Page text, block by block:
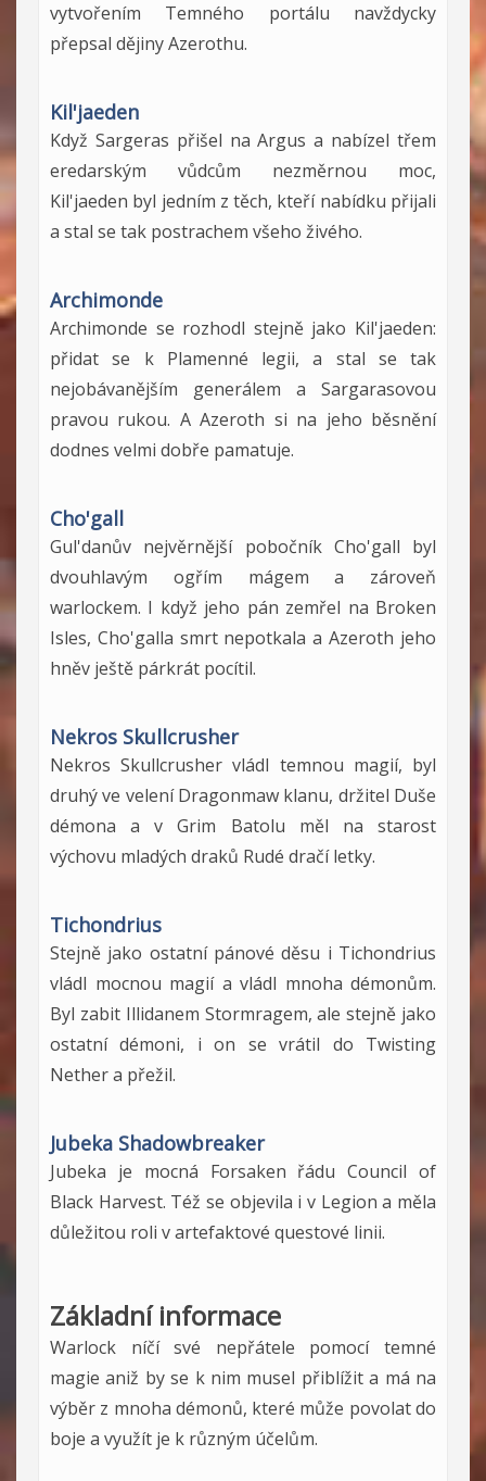
vytvořením Temného portálu navždycky
přepsal dějiny Azerothu.
Kil'jaeden
Když Sargeras přišel na Argus a nabízel třem
eredarským vůdcům nezměrnou moc,
Kil'jaeden byl jedním z těch, kteří nabídku přijali
a stal se tak postrachem všeho živého.
Archimonde
Archimonde se rozhodl stejně jako Kil'jaeden:
přidat se k Plamenné legii, a stal se tak
nejobávanějším generálem a Sargarasovou
pravou rukou. A Azeroth si na jeho běsnění
dodnes velmi dobře pamatuje.
Cho'gall
Gul'danův nejvěrnější pobočník Cho'gall byl
dvouhlavým ogřím mágem a zároveň
warlockem. I když jeho pán zemřel na Broken
Isles, Cho'galla smrt nepotkala a Azeroth jeho
hněv ještě párkrát pocítil.
Nekros Skullcrusher
Nekros Skullcrusher vládl temnou magií, byl
druhý ve velení Dragonmaw klanu, držitel Duše
démona a v Grim Batolu měl na starost
výchovu mladých draků Rudé dračí letky.
Tichondrius
Stejně jako ostatní pánové děsu i Tichondrius
vládl mocnou magií a vládl mnoha démonům.
Byl zabit Illidanem Stormragem, ale stejně jako
ostatní démoni, i on se vrátil do Twisting
Nether a přežil.
Jubeka Shadowbreaker
Jubeka je mocná Forsaken řádu Council of
Black Harvest. Též se objevila i v Legion a měla
důležitou roli v artefaktové questové linii.
Základní informace
Warlock níčí své nepřátele pomocí temné
magie aniž by se k nim musel přiblížit a má na
výběr z mnoha démonů, které může povolat do
boje a využít je k různým účelům.